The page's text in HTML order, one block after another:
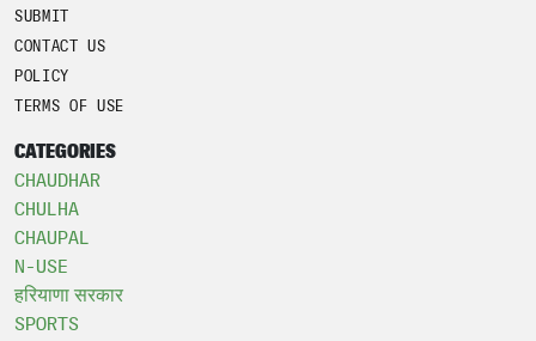
SUBMIT
CONTACT US
POLICY
TERMS OF USE
CATEGORIES
CHAUDHAR
CHULHA
CHAUPAL
N-USE
हरियाणा सरकार
SPORTS